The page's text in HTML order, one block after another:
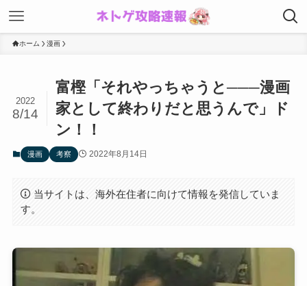
ホーム 漫画
富樫「それやっちゃうと───漫画
家として終わりだと思うんで」ド
ン！！
2022
8/14
漫画 考察 2022年8月14日
当サイトは、海外在住者に向けて情報を発信していま
す。